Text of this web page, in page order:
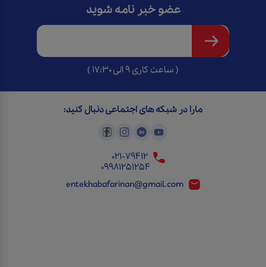
عضو خبر نامه شوید
( ساعت کاری 9 الی 17:30 )
مارا در شبکه های اجتماعی دنبال کنید:
021-79412
09981251254
entekhabafarinan@gmail.com